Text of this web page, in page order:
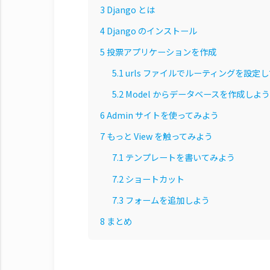
3 Django とは
4Django のインストール
5投票アプリケーションを作成
5.1urls ファイルでルーティングを設定
5.2Model からデータベースを作成しよう
6Admin サイトを使ってみよう
7もっと View を触ってみよう
7.1 テンプレートを書いてみよう
7.2ショートカット
7.3 フォームを追加しよう
8 まとめ